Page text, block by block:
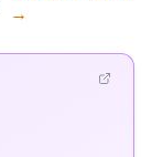
→